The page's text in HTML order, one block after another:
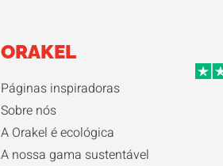
ORAKEL
Páginas inspiradoras
Sobre nós
A Orakel é ecológica
A nossa gama sustentável